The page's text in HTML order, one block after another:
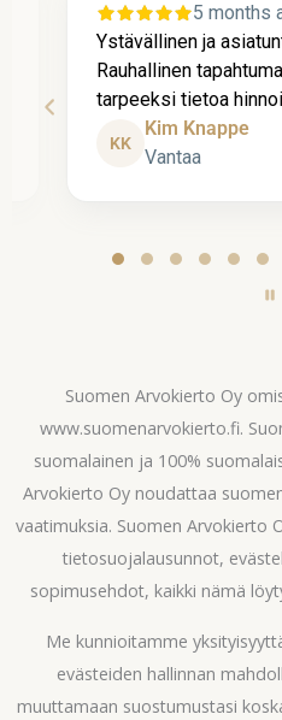
5 months
Ystävällinen ja
Rauhallinen
tarpeeksi tietoa
KK
Kim Knappe
Vantaa
Suomen Arvokierto Oy
www.suomenarvokierto.fi.
suomalainen ja 100%
Arvokierto Oy noudattaa
vaatimuksia. Suomen Arvokierto
tietosuojalausunnot,
sopimusehdot, kaikki nämä
Me kunnioitamme
evästeiden hallinnan
muuttamaan suostumustasi